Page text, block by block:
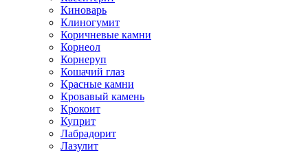
Киноварь
Клиногумит
Коричневые камни
Корнеол
Корнеруп
Кошачий глаз
Красные камни
Кровавый камень
Крокоит
Куприт
Лабрадорит
Лазулит